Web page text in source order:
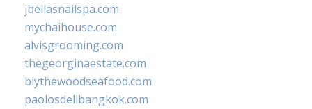
jbellasnailspa.com
mychaihouse.com
alvisgrooming.com
thegeorginaestate.com
blythewoodseafood.com
paolosdelibangkok.com